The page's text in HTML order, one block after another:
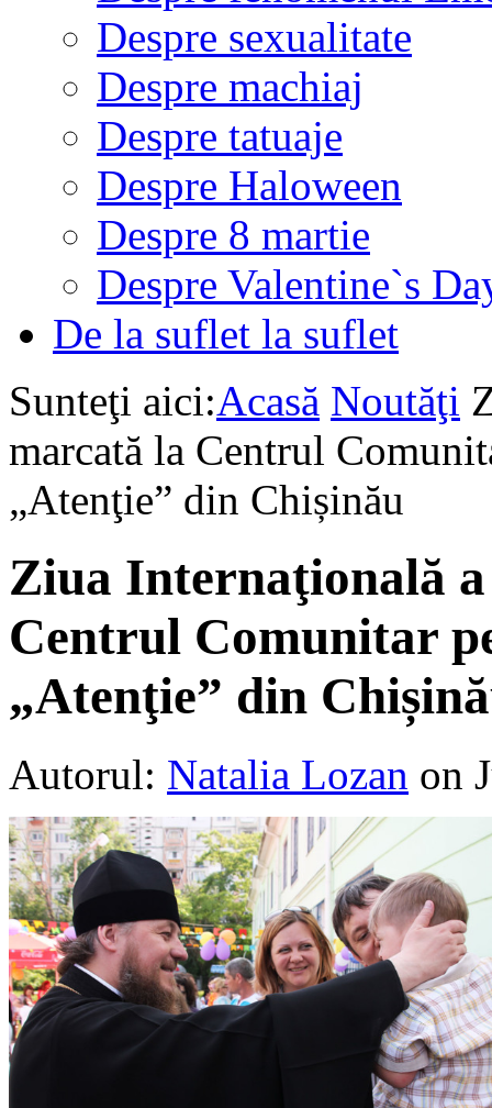
Despre sexualitate
Despre machiaj
Despre tatuaje
Despre Haloween
Despre 8 martie
Despre Valentine`s
De la suflet la suflet
Sunteţi aici:Acasă Noutăţi
marcată la Centrul
„Atenţie” din Chișinău
Ziua Internaţională
Centrul Comunitar
„Atenţie” din
Autorul: Natalia Lozan on